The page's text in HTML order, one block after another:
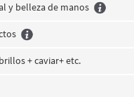
y belleza de manos
+ caviar+ etc.